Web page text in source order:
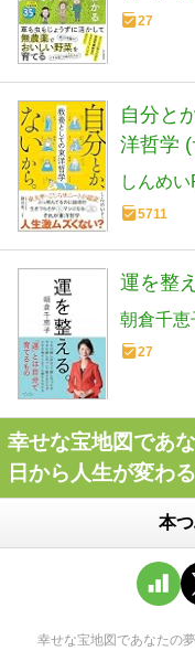
27
自分と
洋哲学
しんめい
5711
運を整
朝倉千恵
27
幸せな宝地図であ
日から人生が変わ
本
幸せな宝地図であなたの